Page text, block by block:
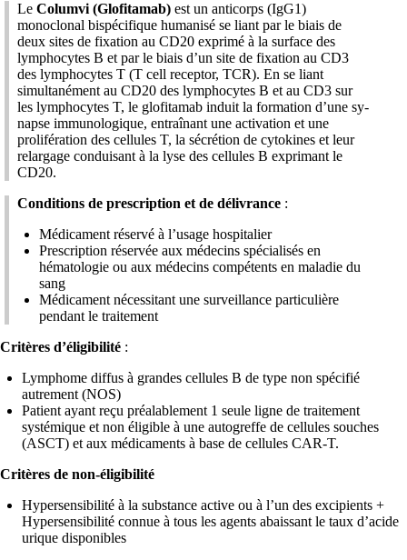
LeColumvi (Glofitamab)est un anticorps (IgG1)
monoclonal bispécifique humanisé se liant par le biais de
deux sites de fixation au CD20 exprimé à la surface des
lymphocytes B et par le biais d’un site de fixation au CD3
des lymphocytes T (T cell receptor, TCR). En se liant
simultanément au CD20 des lymphocytes B et au CD3 sur
les lymphocytes T, le glofitamab induit la formation d’une sy-
napse immunologique, entraînant une activation et une
prolifération des cellules T, la sécrétion de cytokines et leur
relargage conduisant à la lyse des cellules B exprimant le
CD20.
Conditions de prescription et de délivrance :
Médicament réservé à l’usage hospitalier
Prescription réservée aux médecins spécialisés en
hématologie ou aux médecins compétents en maladie du
sang
Médicament nécessitant une surveillance particulière
pendant le traitement
Critères d’éligibilité :
Lymphome diffus à grandes cellules B de type non spécifié
autrement (NOS)
Patient ayant reçu préalablement 1 seule ligne de traitement
systémique et non éligible à une autogreffe de cellules souches
(ASCT) et aux médicaments à base de cellules CAR-T.
Critères de non-éligibilité
Hypersensibilité à la substance active ou à l’un des excipients +
Hypersensibilité connue à tous les agents abaissant le taux d’acide
urique disponibles